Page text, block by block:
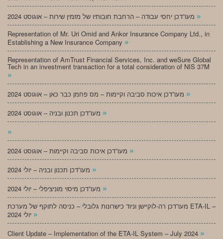
»
Representation of Mr. Uri Omid and Ankor Insurance Company Ltd., in
Establishing a New Insurance Company »
Representation of AmTrust Financial Services, Inc. and weSure Global
Tech in an investment transaction for a total consideration of NIS 37M
»
»
»
»
»
»
»
מעו”דכן רה-לוקיישן וניוד כישרונות גלובלי – כניסה לתוקף של מערכת ETA-IL –
»
Client Update – Implementation of the ETA-IL System – July 2024 »